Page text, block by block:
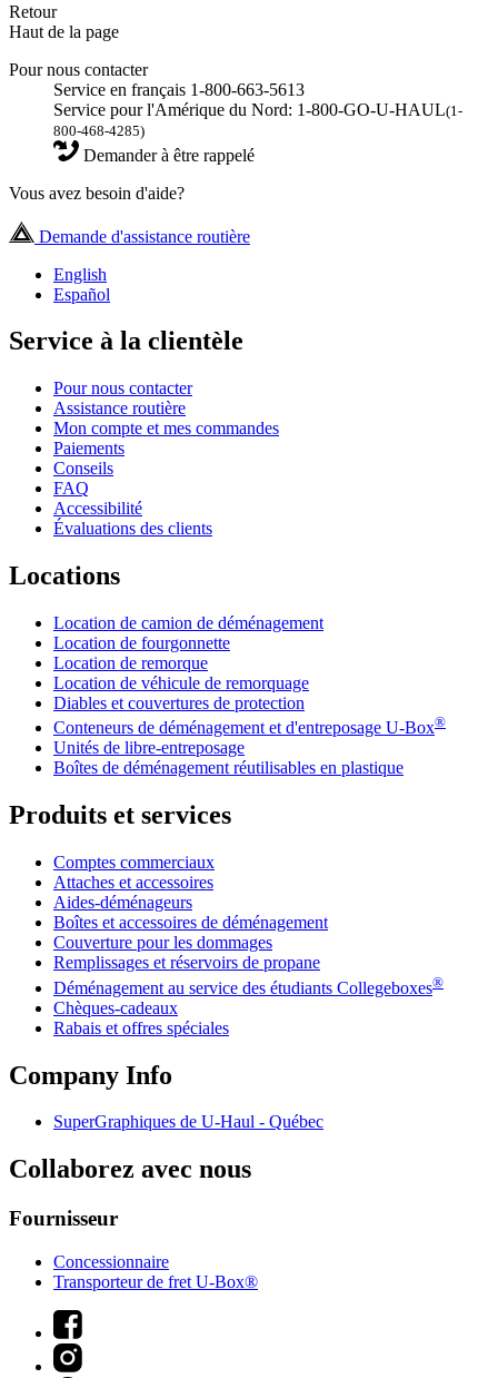
Retour
Haut de la page
Pour nous contacter
Service en français 1-800-663-5613
Service pour l'Amérique du Nord: 1-800-GO-U-HAUL(1-
800-468-4285)
Demander à être rappelé
Vous avez besoin d'aide?
Demande d'assistance routière
English
Español
Service à la clientèle
Pour nous contacter
Assistance routière
Mon compte et mes commandes
Paiements
Conseils
FAQ
Accessibilité
Évaluations des clients
Locations
Location de camion de déménagement
Location de fourgonnette
Location de remorque
Location de véhicule de remorquage
Diables et couvertures de protection
Conteneurs de déménagement et d'entreposage U-Box®
Unités de libre-entreposage
Boîtes de déménagement réutilisables en plastique
Produits et services
Comptes commerciaux
Attaches et accessoires
Aides-déménageurs
Boîtes et accessoires de déménagement
Couverture pour les dommages
Remplissages et réservoirs de propane
Déménagement au service des étudiants Collegeboxes®
Chèques-cadeaux
Rabais et offres spéciales
Company Info
SuperGraphiques de U-Haul - Québec
Collaborez avec nous
Fournisseur
Concessionnaire
Transporteur de fret U-Box®